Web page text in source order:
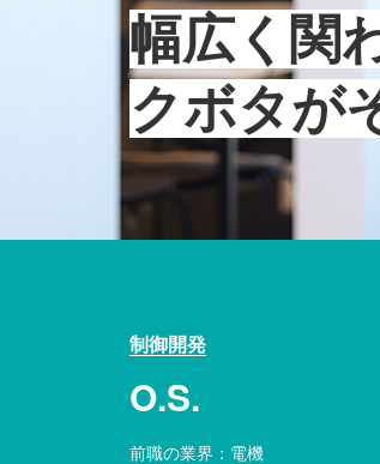
幅広く関
クボタが
制御開発
O.S.
前職の業界：電機